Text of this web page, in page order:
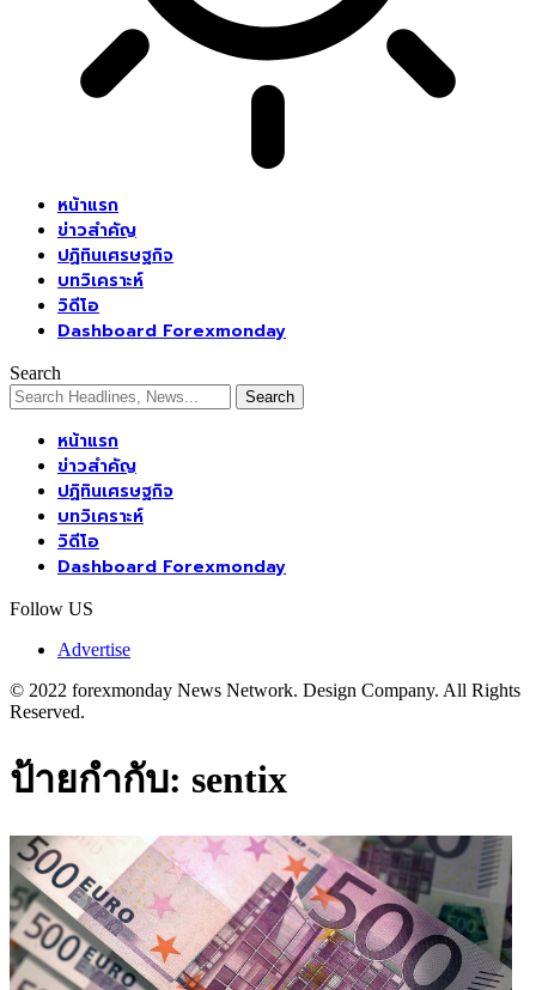
หน้าแรก
ข่าวสำคัญ
ปฏิทินเศรษฐกิจ
บทวิเคราะห์
วิดีโอ
Dashboard Forexmonday
Search
หน้าแรก
ข่าวสำคัญ
ปฏิทินเศรษฐกิจ
บทวิเคราะห์
วิดีโอ
Dashboard Forexmonday
Follow US
Advertise
© 2022 forexmonday News Network. Design Company. All Rights
Reserved.
ป้ายกำกับ: sentix